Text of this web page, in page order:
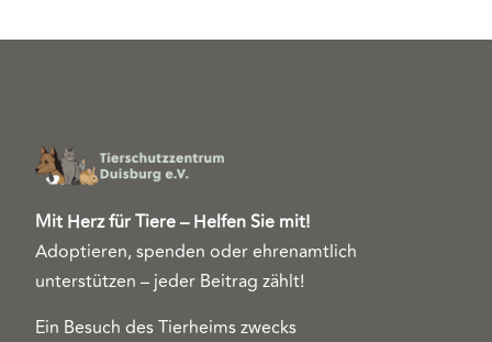
Mit Herz für Tiere – Helfen Sie mit!
Adoptieren, spenden oder ehrenamtlich
unterstützen – jeder Beitrag zählt!
Ein Besuch des Tierheims zwecks